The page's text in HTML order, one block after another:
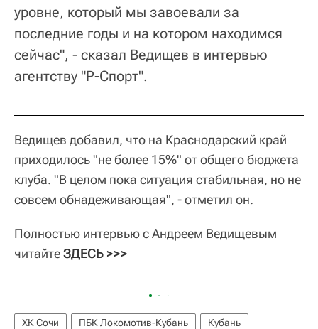
уровне, который мы завоевали за
последние годы и на котором находимся
сейчас", - сказал Ведищев в интервью
агентству "Р-Спорт".
Ведищев добавил, что на Краснодарский край
приходилось "не более 15%" от общего бюджета
клуба. "В целом пока ситуация стабильная, но не
совсем обнадеживающая", - отметил он.
Полностью интервью с Андреем Ведищевым
читайтеЗДЕСЬ >>>
ХК Сочи ПБК Локомотив-Кубань Кубань